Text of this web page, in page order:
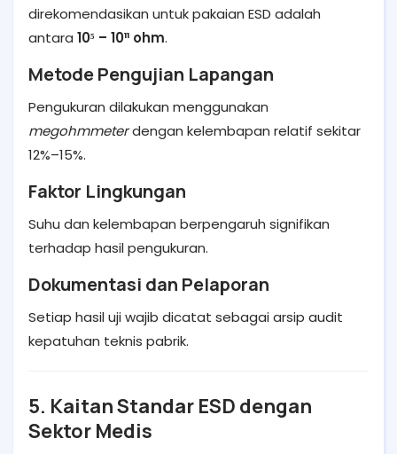
direkomendasikan untuk pakaian ESD adalah
antara 10⁵ – 10¹¹ ohm.
Metode Pengujian Lapangan
Pengukuran dilakukan menggunakan
megohmmeterdengan kelembapan relatif sekitar
12%–15%.
Faktor Lingkungan
Suhu dan kelembapan berpengaruh signifikan
terhadap hasil pengukuran.
Dokumentasi dan Pelaporan
Setiap hasil uji wajib dicatat sebagai arsip audit
kepatuhan teknis pabrik.
5. Kaitan Standar ESD dengan
Sektor Medis